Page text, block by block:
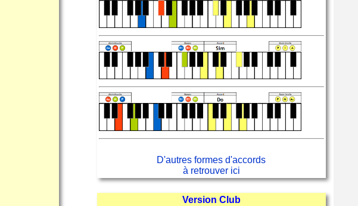
D'autres formes d'accords
à retrouver ici
Version Club